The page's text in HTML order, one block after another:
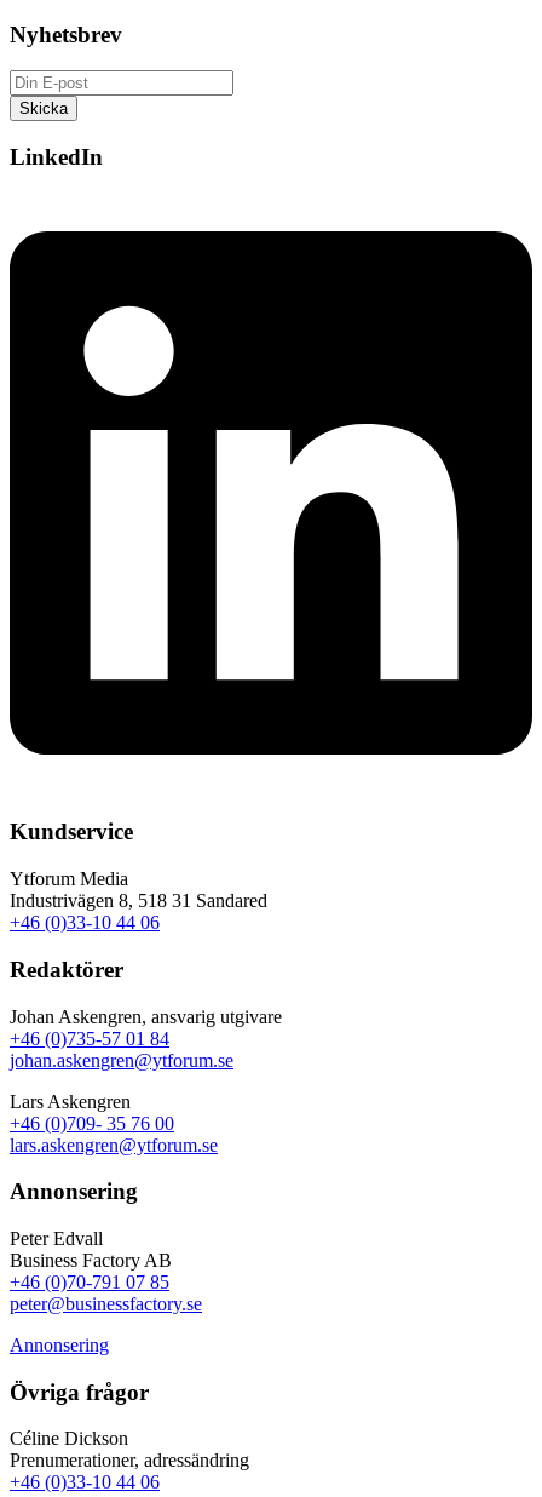
Nyhetsbrev
LinkedIn
Kundservice
Ytforum Media
Industrivägen 8, 518 31 Sandared
+46 (0)33-10 44 06
Redaktörer
Johan Askengren, ansvarig utgivare
+46 (0)735-57 01 84
johan.askengren@ytforum.se
Lars Askengren
+46 (0)709- 35 76 00
lars.askengren@ytforum.se
Annonsering
Peter Edvall
Business Factory AB
+46 (0)70-791 07 85
peter@businessfactory.se
Annonsering
Övriga frågor
Céline Dickson
Prenumerationer, adressändring
+46 (0)33-10 44 06